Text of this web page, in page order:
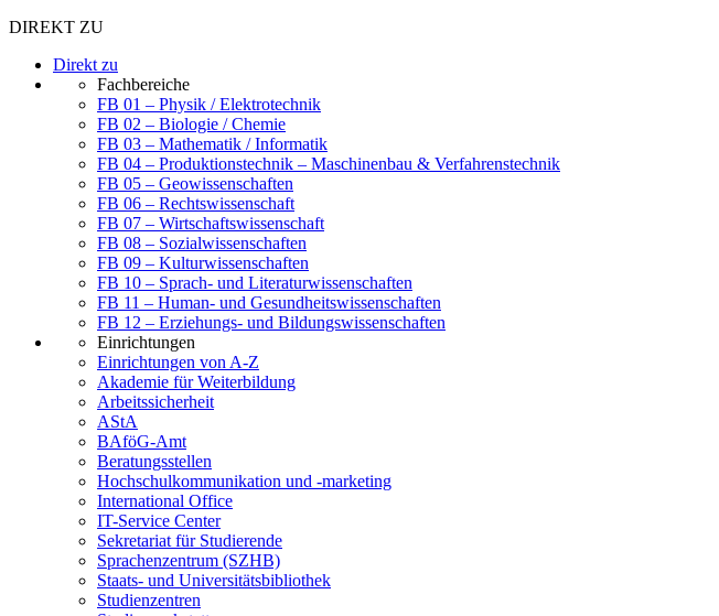
DIREKT ZU
Direkt zu
Fachbereiche
FB 01 – Physik / Elektrotechnik
FB 02 – Biologie / Chemie
FB 03 – Mathematik / Informatik
FB 04 – Produktionstechnik – Maschinenbau & Verfahrenstechnik
FB 05 – Geowissenschaften
FB 06 – Rechtswissenschaft
FB 07 – Wirtschaftswissenschaft
FB 08 – Sozialwissenschaften
FB 09 – Kulturwissenschaften
FB 10 – Sprach- und Literaturwissenschaften
FB 11 – Human- und Gesundheitswissenschaften
FB 12 – Erziehungs- und Bildungswissenschaften
Einrichtungen
Einrichtungen von A-Z
Akademie für Weiterbildung
Arbeitssicherheit
AStA
BAföG-Amt
Beratungsstellen
Hochschulkommunikation und -marketing
International Office
IT-Service Center
Sekretariat für Studierende
Sprachenzentrum (SZHB)
Staats- und Universitätsbibliothek
Studienzentren